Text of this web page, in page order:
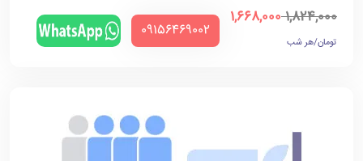
1,824,000
1,668,000
تومان/هر شب
‪09156469002‬